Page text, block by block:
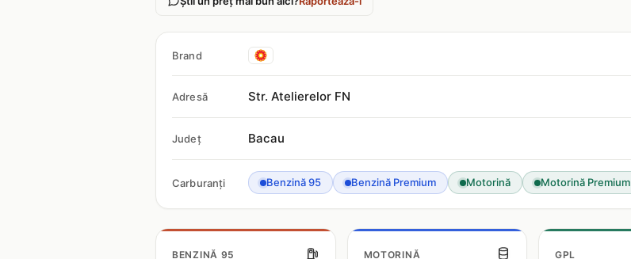
Brand
Adresă Str. Atelierelor FN
Județ Bacau
Carburanți Benzină 95 Benzină Premium Motorină Motorină Premium
BENZINĂ 95 MOTORINĂ GPL